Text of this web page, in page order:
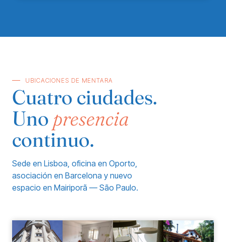
UBICACIONES DE MENTARA
Cuatro ciudades.
Uno presencia
continuo.
Sede en Lisboa, oficina en Oporto,
asociación en Barcelona y nuevo
espacio en Mairiporã — São Paulo.